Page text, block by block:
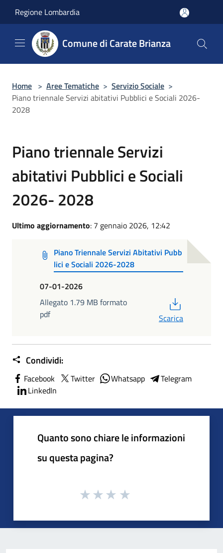
Regione Lombardia
Comune di Carate Brianza
Home > Aree Tematiche > Servizio Sociale >
Piano triennale Servizi abitativi Pubblici e Sociali 2026-
2028
Piano triennale Servizi
abitativi Pubblici e Sociali
2026- 2028
Ultimo aggiornamento: 7 gennaio 2026, 12:42
Piano Triennale Servizi Abitativi Pubb
lici e Sociali 2026-2028
07-01-2026
Allegato 1.79 MB formato
pdf
Scarica
Condividi:
Facebook Twitter Whatsapp
Telegram
LinkedIn
Quanto sono chiare le informazioni
su questa pagina?